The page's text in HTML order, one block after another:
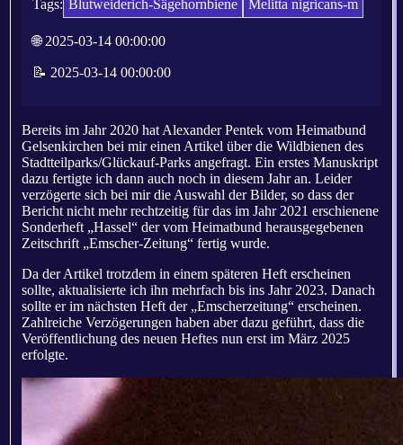
Tags: Blutweiderich-Sägehornbiene Melitta nigricans-m
🌐 2025-03-14 00:00:00
📝 2025-03-14 00:00:00
Bereits im Jahr 2020 hat Alexander Pentek vom Heimatbund
Gelsenkirchen bei mir einen Artikel über die Wildbienen des
Stadtteilparks/Glückauf-Parks angefragt. Ein erstes Manuskript
dazu fertigte ich dann auch noch in diesem Jahr an. Leider
verzögerte sich bei mir die Auswahl der Bilder, so dass der
Bericht nicht mehr rechtzeitig für das im Jahr 2021 erschienene
Sonderheft „Hassel“ der vom Heimatbund herausgegebenen
Zeitschrift „Emscher-Zeitung“ fertig wurde.
Da der Artikel trotzdem in einem späteren Heft erscheinen
sollte, aktualisierte ich ihn mehrfach bis ins Jahr 2023. Danach
sollte er im nächsten Heft der „Emscherzeitung“ erscheinen.
Zahlreiche Verzögerungen haben aber dazu geführt, dass die
Veröffentlichung des neuen Heftes nun erst im März 2025
erfolgte.